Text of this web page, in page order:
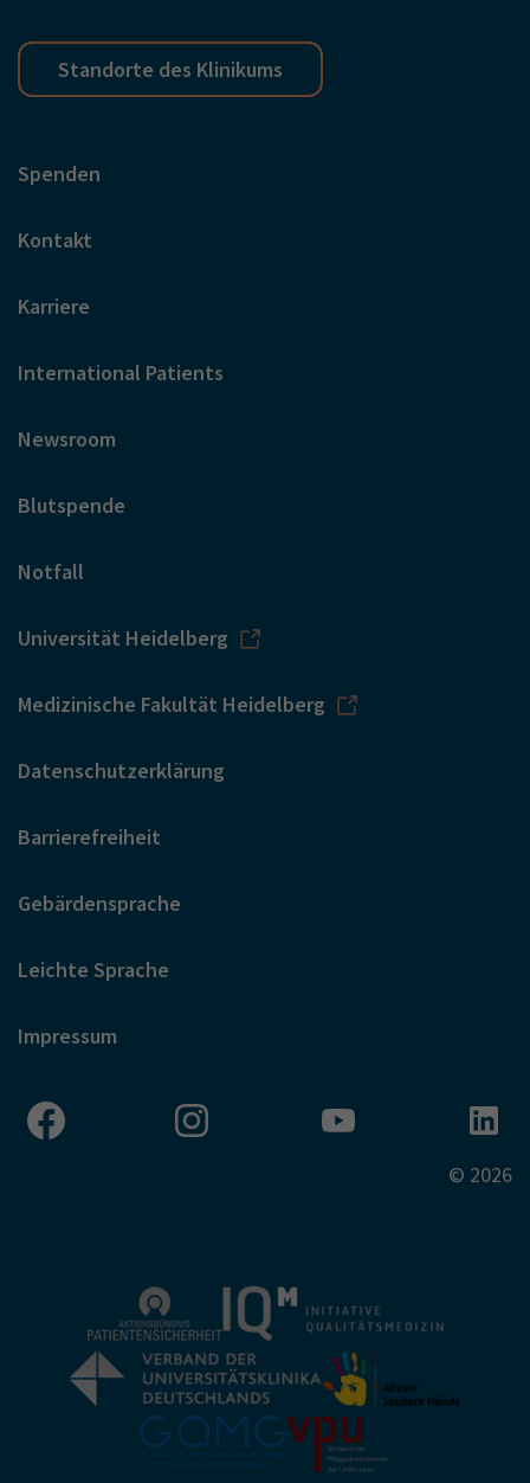
Standorte des Klinikums
Spenden
Kontakt
Karriere
International Patients
Newsroom
Blutspende
Notfall
Universität Heidelberg
Medizinische Fakultät Heidelberg
Datenschutzerklärung
Barrierefreiheit
Gebärdensprache
Leichte Sprache
Impressum
© 2026